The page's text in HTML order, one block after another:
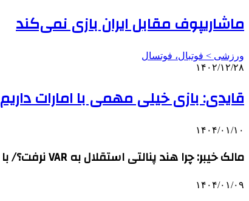
ماشاریپوف مقابل ایران بازی نمی‌کند
ورزشی > فوتبال، فوتسال
۱۴۰۲/۱۲/۲۸
قایدی: بازی خیلی مهمی با امارات داریم
۱۴۰۴/۰۱/۱۰
مالک خیبر: چرا هند پنالتی استقلال به VAR نرفت؟/ با ۳۰ امتیاز خیالمان از ماندن در لیگ برتر راحت می‌شود
۱۴۰۴/۰۱/۰۹